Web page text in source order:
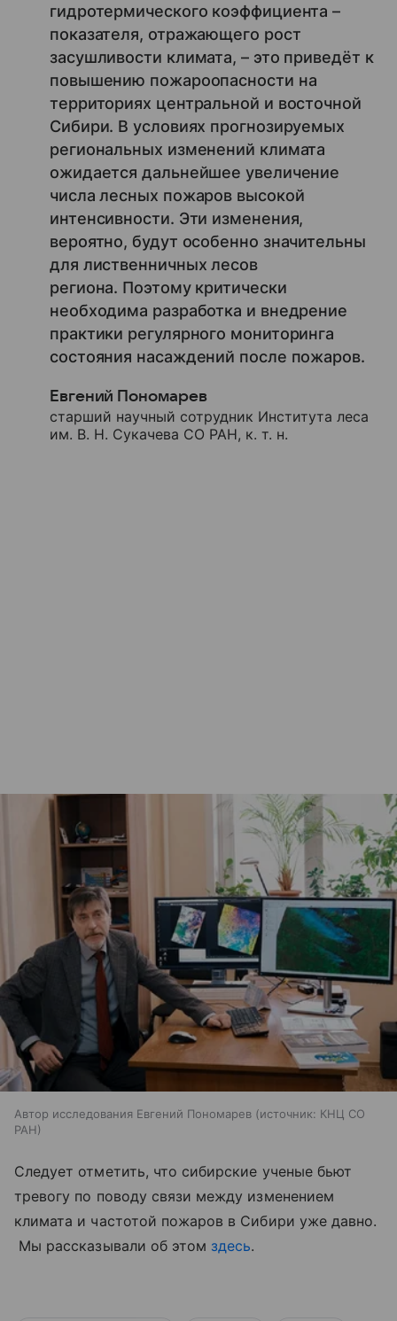
гидротермического коэффициента –
показателя, отражающего рост
засушливости климата, – это приведёт к
повышению пожароопасности на
территориях центральной и восточной
Сибири. В условиях прогнозируемых
региональных изменений климата
ожидается дальнейшее увеличение
числа лесных пожаров высокой
интенсивности. Эти изменения,
вероятно, будут особенно значительны
для лиственничных лесов
региона. Поэтому критически
необходима разработка и внедрение
практики регулярного мониторинга
состояния насаждений после пожаров.
Евгений Пономарев
старший научный сотрудник Института леса
им. В. Н. Сукачева СО РАН, к. т. н.
Автор исследования Евгений Пономарев источник: КНЦ СО
РАН
Следует отметить, что сибирские ученые бьют
тревогу по поводу связи между изменением
климата и частотой пожаров в Сибири уже давно.
Мы рассказывали об этом здесь.